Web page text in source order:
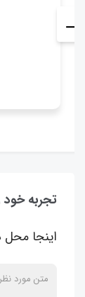
تجربه خود
اینجا